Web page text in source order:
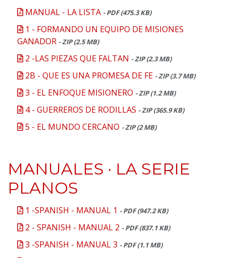
MANUAL - LA LISTA - PDF (475.3 KB)
1 - FORMANDO UN EQUIPO DE MISIONES
GANADOR - ZIP (2.5 MB)
2 -LAS PIEZAS QUE FALTAN - ZIP (2.3 MB)
2B - QUE ES UNA PROMESA DE FE - ZIP (3.7 MB)
3 - EL ENFOQUE MISIONERO - ZIP (1.2 MB)
4 - GUERREROS DE RODILLAS - ZIP (365.9 KB)
5 - EL MUNDO CERCANO - ZIP (2 MB)
MANUALES · LA SERIE
PLANOS
1 -SPANISH - MANUAL 1 - PDF (947.2 KB)
2 - SPANISH - MANUAL 2 - PDF (837.1 KB)
3 -SPANISH - MANUAL 3 - PDF (1.1 MB)